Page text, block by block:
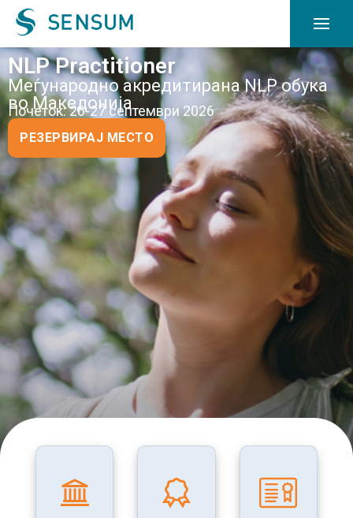
NLP Practitioner
Меѓународно акредитирана NLP обука
во Македонија
Почеток: 26-27 септември 2026
РЕЗЕРВИРАЈ МЕСТО